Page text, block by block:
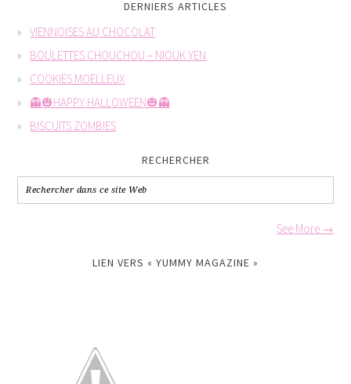
DERNIERS ARTICLES
VIENNOISES AU CHOCOLAT
BOULETTES CHOUCHOU – NIOUK YEN
COOKIES MOELLEUX
👻🎃HAPPY HALLOWEEN🎃👻
BISCUITS ZOMBIES
RECHERCHER
See More →
LIEN VERS « YUMMY MAGAZINE »